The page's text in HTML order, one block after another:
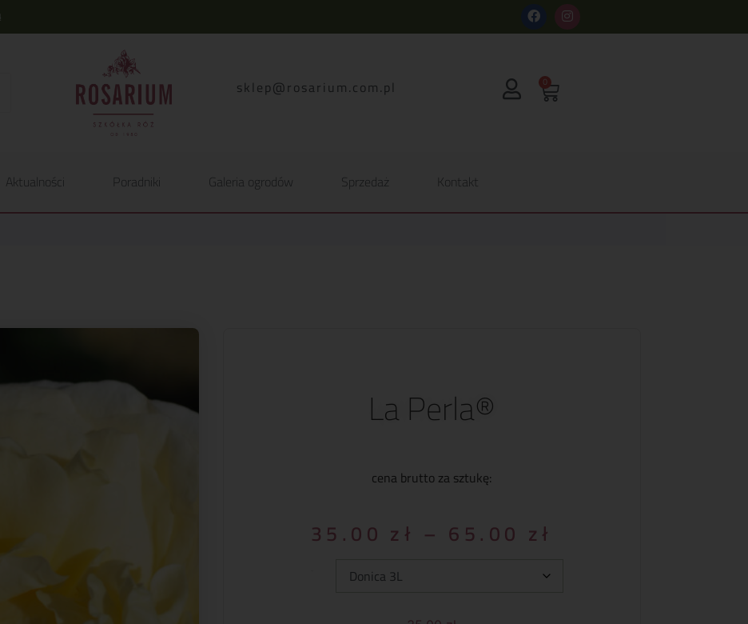
lp.moc.muirasor@pelks 0
Aktualności Poradniki Galeria ogrodów Sprzedaż Kontakt
La Perla®
cena brutto za sztukę:
35.00 zł – 65.00 zł